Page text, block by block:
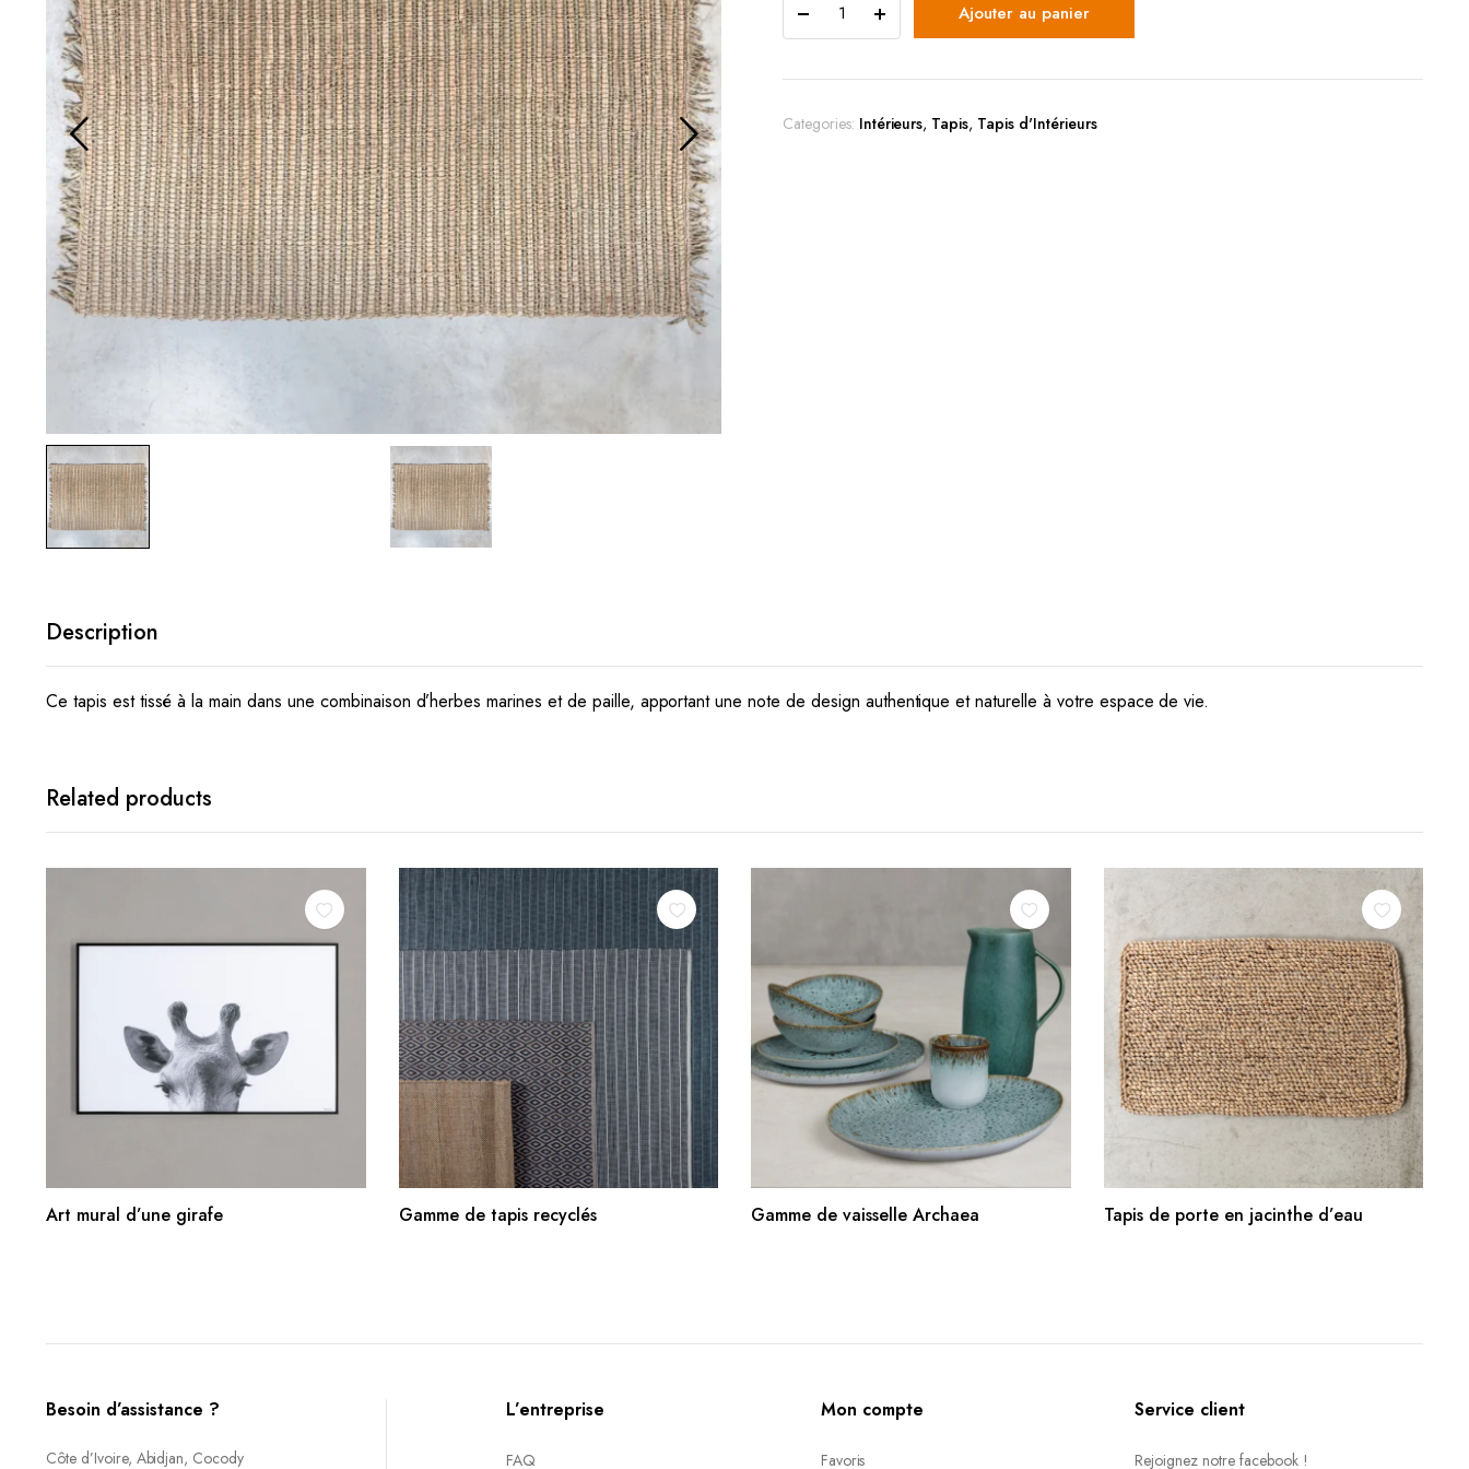
Ajouter au panier
Categories: Intérieurs, Tapis, Tapis d'Intérieurs
Description
Ce tapis est tissé à la main dans une combinaison d’herbes marines et de paille, apportant une note de design authentique et naturelle à votre espace de vie.
Related products
AJOUTER AU PANIER
Art mural d’une girafe AJOUTER AU PANIER
Gamme de tapis recyclés AJOUTER AU PANIER
Gamme de vaisselle Archaea AJOUTER AU PANIER
Tapis de porte en jacinthe d’eau
Besoin d’assistance ?
Côte d’Ivoire, Abidjan, Cocody
L’entreprise
FAQ
Mon compte
Favoris
Service client
Rejoignez notre facebook !